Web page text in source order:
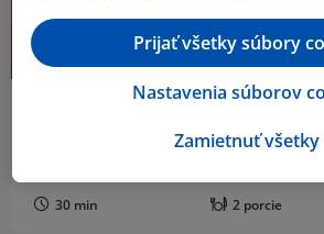
Nektarinkový crumble s
30 min 2 porcie
Zamietnuť všetky
Nastavenia súborov
Prijať všetky súbory